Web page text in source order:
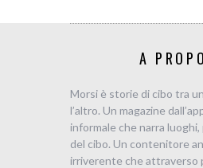
A
Morsi è storie di cibo tra
l’altro. Un magazine
informale che narra
del cibo. Un contenitore
irriverente che attraverso